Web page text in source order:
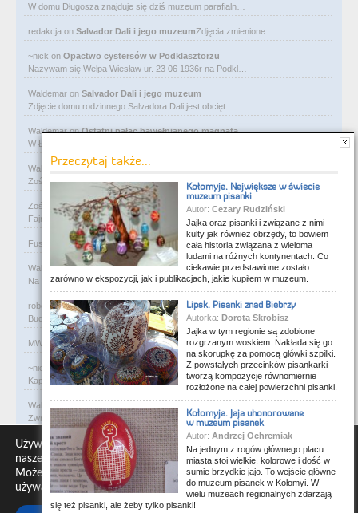
W domu Długosza znajduje się dziś muzeum parafialn…
redakcja on Salvador Dali i jego muzeumZdjęcia zmienione.
~nick on Opactwo cystersów w Podklasztorzu
Nazywam się Wełpa Wiesław ur. 23 06 1936r na Podkl…
Waldemar on Salvador Dali i jego muzeum
Zdjęcie domu rodzinnego Salvadora Dali jest obcięt…
Waldemar on Ostatni pałac bawełnianego magnata
W Łodzi, obok Manufaktury, przy ulicy Ogrodowej je…
Waldemar on Rycerze-rabusie i więzienie Janosika
Zośka - zarejestruj się na flog i wrzucaj foty. Gw…
Zośka on Rycerze-rabusie i więzienie Janosika
Fajne, podoba mi się. Ale czy ktoś przejrzy kiedyś…
Fusia84 on Rycerze-rabusie i więzienie JanosikaZ albumu rodzinnego.
Waldemar on A co to za tabliczka?
Na Słowacji w miejscowości Rajecké Teplice , na śc…
robert on W murach dawnej synagogi
Budynek murowanej synagogi w Ciechanowcu jest już…
MW on Święty Andrzej i miejscowa bohemaCo to za bzdury?
~nick on Przeprawa zbudowana dla władcy
Kaplica Św. Anny pierwotnie kaplica rzymsko-katoli…
Waldemar
Zwracają uwagę lampy uliczne z bateriami słoneczny…
Waldemar
Adam Asnyk. Poeta z mojego miasta
CIEKAWOSTKA że pod banderą Malty pływa statek m/v…
Waldemar on Historia na Wawelskim Wzgórzu
Michał Bogoria Skotnicki (1775–1808). Portret Mich…
Używamy plików cookie, aby zapewnić Ci najlepszą jakość na
naszej stronie internetowej.
Możesz dowiedzieć się więcej o tym, których plików cookie
używamy lub wyłącz je wustawieniach.
Przeczytaj także...
Kołomyja. Największe w świecie
muzeum pisanki
Autor: Cezary Rudziński
Jajka oraz pisanki i związane z nimi
kulty jak również obrzędy, to bowiem
cała historia związana z wieloma
ludami na różnych kontynentach. Co
ciekawie przedstawione zostało
zarówno w ekspozycji, jak i publikacjach, jakie kupiłem w muzeum.
Lipsk. Pisanki znad Biebrzy
Autorka: Dorota Skrobisz
Jajka w tym regionie są zdobione
rozgrzanym woskiem. Nakłada się go
na skorupkę za pomocą główki szpilki.
Z powstałych przecinków pisankarki
tworzą kompozycje równomiernie
rozłożone na całej powierzchni pisanki.
Kołomyja. Jaja uhonorowane
w muzeum pisanek
Autor: Andrzej Ochremiak
Na jednym z rogów głównego placu
miasta stoi wielkie, kolorowe i dość w
sumie brzydkie jajo. To wejście główne
do muzeum pisanek w Kołomyi. W
wielu muzeach regionalnych zdarzają
się też pisanki, ale żeby tylko pisanki!